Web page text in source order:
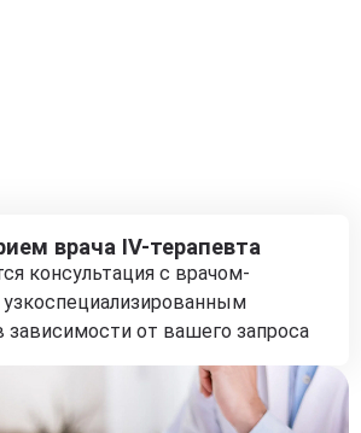
врача IV-терапевта
консультация с врачом-
зависимости от вашего запроса